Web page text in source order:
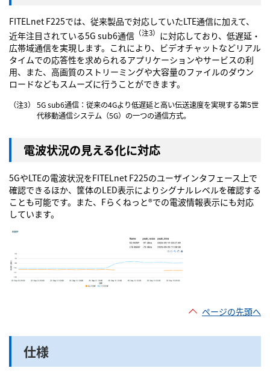
FITELnet F225では、従来製品で対応していたLTE通信に加えて、
近年注目されている5G sub6通信 （注3） に対応しており、低遅延・
広帯域通信を実現します。これにより、ビデオチャットなどリアル
タイムでの応答性を求められるアプリケーションやサービスの利
用、また、高画質のストリーミングや大容量のファイルのダウン
ロードなどもスムーズに行うことができます。
（注3）
5G sub6通信：従来の4Gより低遅延と高い伝送速度を実現する第5世
代移動通信システム（5G）の一つの通信方式。
電波状況の見える化に対応
5GやLTEの電波状況をFITELnet F225のユーザインタフェース上で
確認できるほか、筐体のLED表示によりシグナルレベルを確認する
ことも可能です。また、Fらくねっと®での電波情報表示にも対応
しています。
ページの先頭へ
仕様